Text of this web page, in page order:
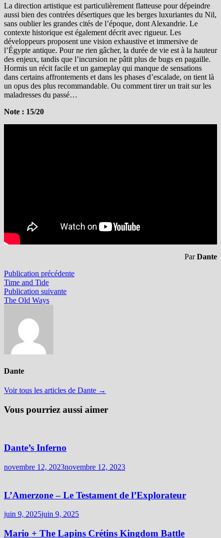
La direction artistique est particulièrement flatteuse pour dépeindre
aussi bien des contrées désertiques que les berges luxuriantes du Nil,
sans oublier les grandes cités de l’époque, dont Alexandrie. Le
contexte historique est également décrit avec rigueur. Les
développeurs proposent une vision exhaustive et immersive de
l’Égypte antique. Pour ne rien gâcher, la durée de vie est à la hauteur
des enjeux, tandis que l’incursion ne pâtit plus de bugs en pagaille.
Hormis un récit facile et un gameplay qui manque de sensations
dans certains affrontements et dans les phases d’escalade, on tient là
un opus des plus recommandable. Ou comment tirer un trait sur les
maladresses du passé…
Note : 15/20
ParDante
Navigation
de
l’article
Publication précédentePublication
Time and Tide
Publication suivantePublication
The Old Ways
Dante
Voir tous les articles de Dante →
Vous pourriez aussi aimer
Dante’s Inferno
novembre 12, 2023novembre 12, 2023
L’Amerzone – Le Testament de l’Explorateur
juin 9, 2025juin 9, 2025
Mario + The Lapins Crétins Kingdom Battle